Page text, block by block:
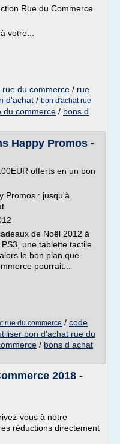
Rue du Commerce
votre...
du commerce / rue
d'achat / bon d'achat rue
du commerce / bons d
Happy Promos -
offerts en un bon
Promos : jusqu'à
de Noël 2012 à
une tablette tactile
le bon plan que
pourrait...
rue du commerce / code
bon d'achat rue du
/ bons d achat
2018 -
vous à notre
réductions directement